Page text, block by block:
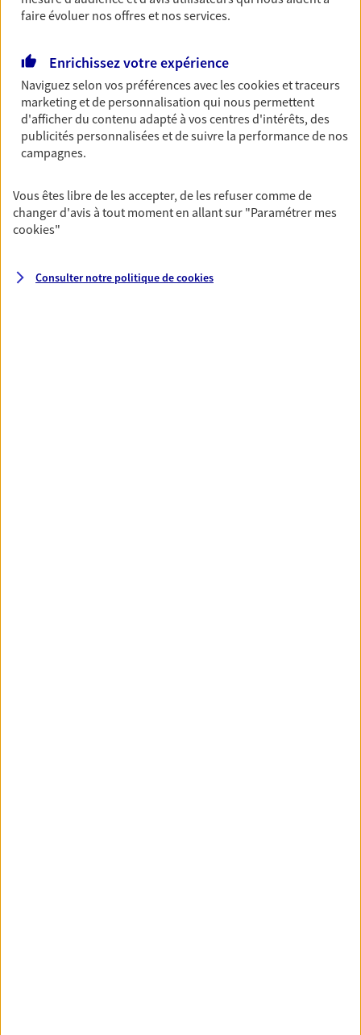
votre vie avec les conseils d'un expert. Découvrez
Santé
Couvrez vos dépenses de santé ainsi que celles de
votre famille avec la complémentaire santé qui
vous ressemble.
Prévoyance
Pour un avenir serein, assurez-vous avec notre
garanties incapacité temporaire totale de travail,
faire évoluer nos offres et nos services.
Enrichissez votre expérience
Naviguez selon vos préférences avec lescookies et traceurs
marketing et de personnalisation qui nous permettent
d'afficher du contenu adapté à vos centres d'intérêts, des
publicités personnalisées et de suivre la performance de nos
campagnes.
Vous êtes libre de les accepter, de les refuser comme de
changer d'avis à tout moment en allant sur "Paramétrer mes
cookies"
Consulter notre politique decookies